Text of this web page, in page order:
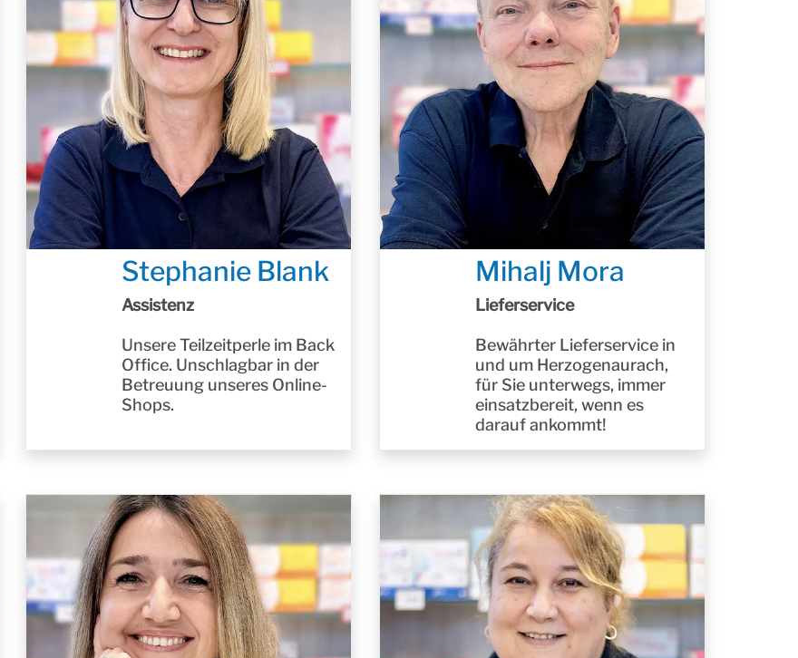
Stephanie Blank
Assistenz
Unsere Teilzeitperle im Back
Office. Unschlagbar in der
Betreuung unseres Online-
Shops.
Mihalj Mora
Lieferservice
Bewährter Lieferservice in
und um Herzogenaurach,
für Sie unterwegs, immer
einsatzbereit, wenn es
darauf ankommt!